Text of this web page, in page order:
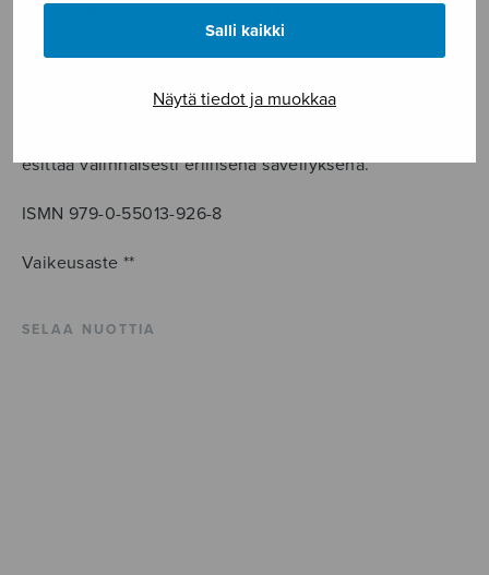
Salli kaikki
Näytä tiedot ja muokkaa
Osat
Köyhyyteni * 4. Tuuli toi lahjoja * 5. Onni
Eila Kivikk’aho (1921-2004)
esittää valinnaisesti erillisenä sävellyksenä.
ISMN 979-0-55013-926-8
Vaikeusaste **
SELAA NUOTTIA